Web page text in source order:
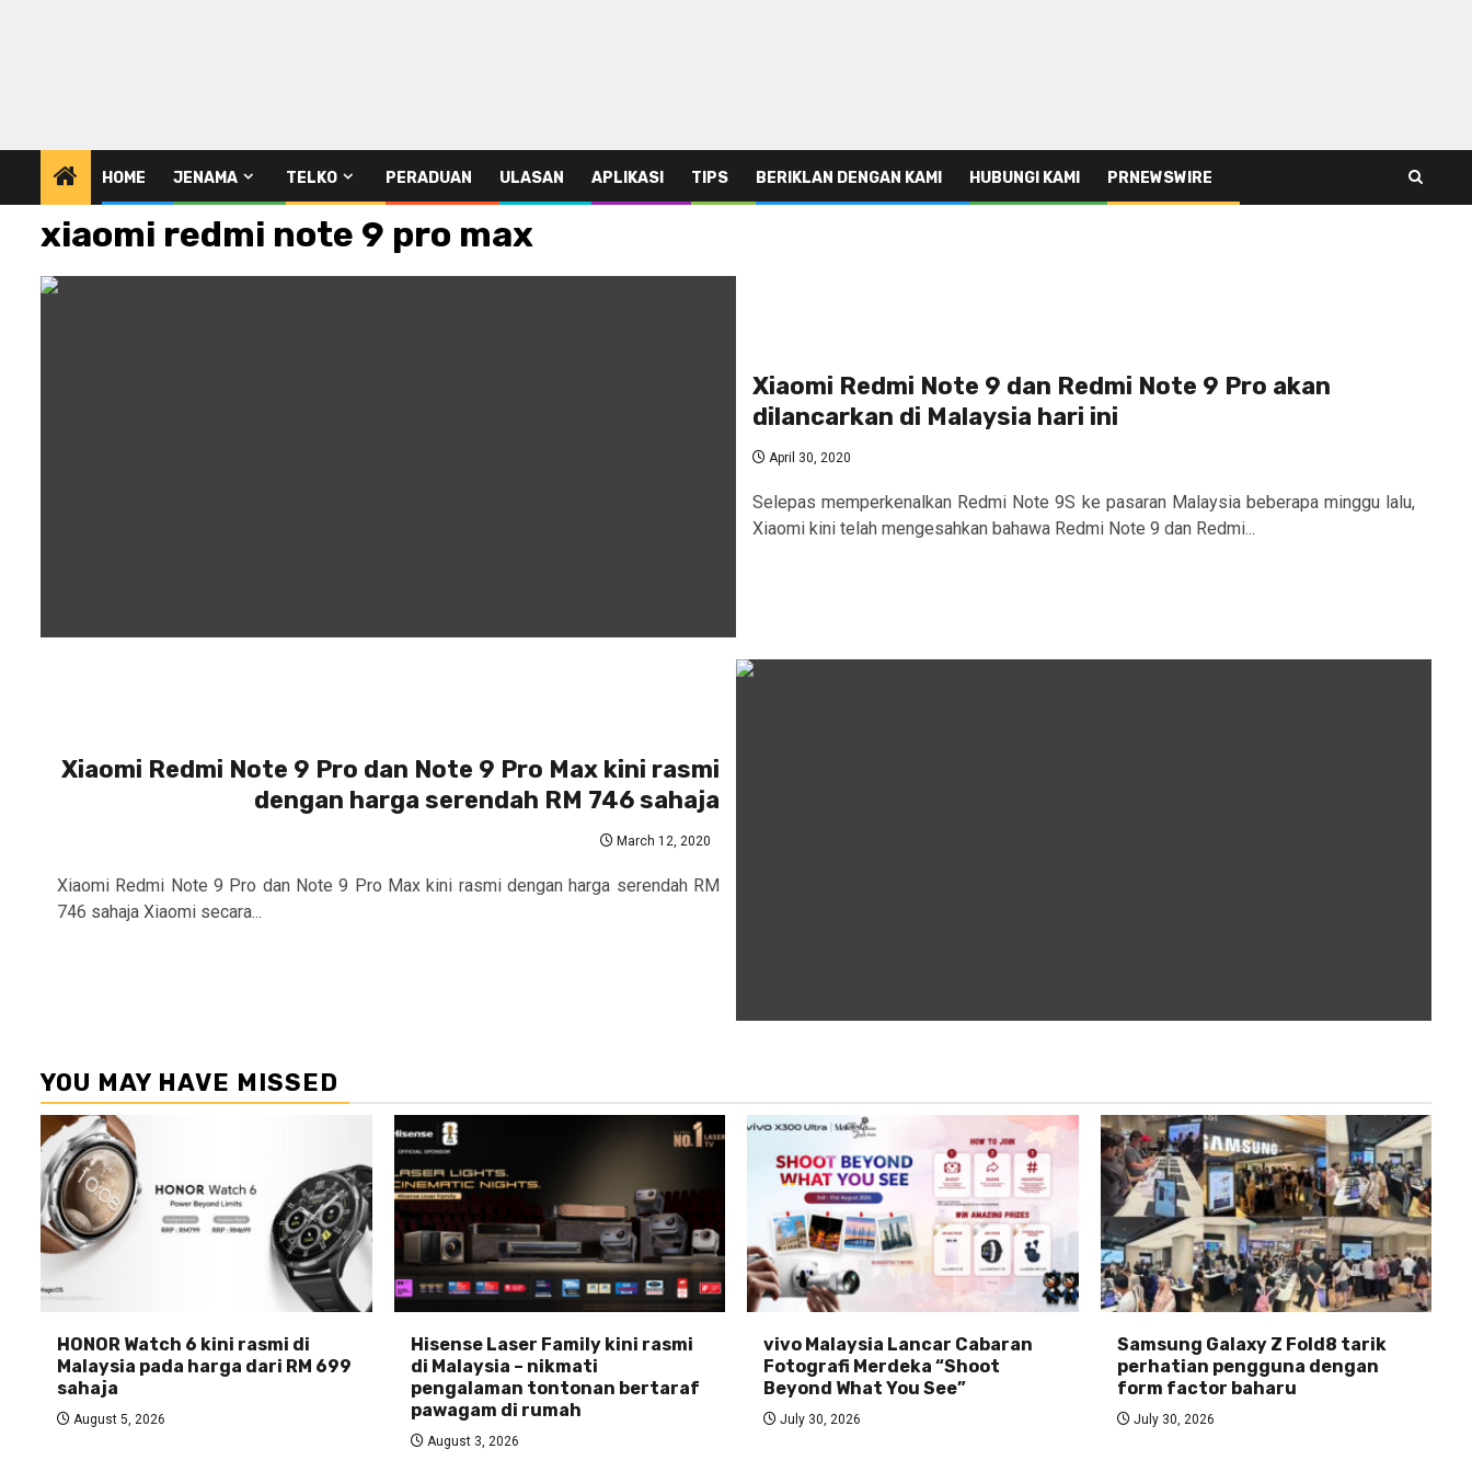
HOME JENAMA TELKO PERADUAN ULASAN APLIKASI TIPS BERIKLAN DENGAN KAMI HUBUNGI KAMI PRNEWSWIRE
xiaomi redmi note 9 pro max
Xiaomi Redmi Note 9 dan Redmi Note 9 Pro akan
dilancarkan di Malaysia hari ini
April 30, 2020
Selepas memperkenalkan Redmi Note 9S ke pasaran Malaysia beberapa minggu lalu,
Xiaomi kini telah mengesahkan bahawa Redmi Note 9 dan Redmi...
Xiaomi Redmi Note 9 Pro dan Note 9 Pro Max kini rasmi
dengan harga serendah RM 746 sahaja
March 12, 2020
Xiaomi Redmi Note 9 Pro dan Note 9 Pro Max kini rasmi dengan harga serendah RM
746 sahaja Xiaomi secara...
YOU MAY HAVE MISSED
HONOR Watch 6 kini rasmi di
Malaysia pada harga dari RM 699
sahaja
August 5, 2026
Hisense Laser Family kini rasmi
di Malaysia – nikmati
pengalaman tontonan bertaraf
pawagam di rumah
August 3, 2026
vivo Malaysia Lancar Cabaran
Fotografi Merdeka “Shoot
Beyond What You See”
July 30, 2026
Samsung Galaxy Z Fold8 tarik
perhatian pengguna dengan
form factor baharu
July 30, 2026